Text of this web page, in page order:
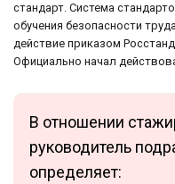
стандарт. Система
обучения безопасности
действие приказом
Официально начал
В отношении
руководитель
определяет: